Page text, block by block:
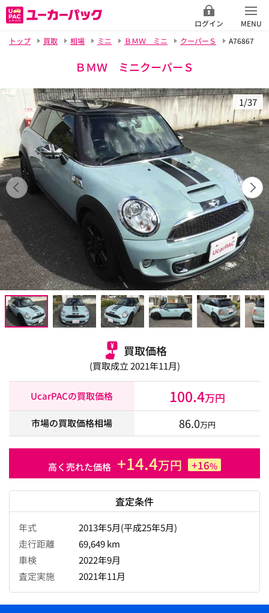
ログイン
MENU
トップ
買取 相場 ミニ ＢＭＷ ミニ クーパーＳ A76867
ＢＭＷ ミニクーパーＳ
1/37
買取価格
(買取成立 2021年11月)
UcarPACの買取価格 100.4万円
市場の買取価格相場 86.0万円
高く売れた価格 +14.4万円 +16%
査定条件
年式
2013年5月(平成25年5月)
走行距離
69,649 km
車検
2022年9月
査定実施
2021年11月